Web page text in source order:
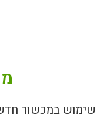
שימוש במכשור